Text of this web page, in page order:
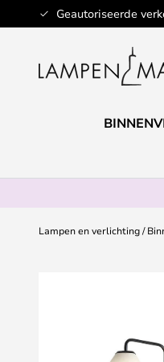
Geautoriseerde
Ga
naar
inhoud
Lampen en verlichting